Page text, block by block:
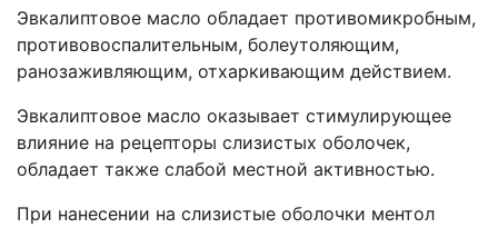
Эвкалиптовое масло обладает противомикробным,
противовоспалительным, болеутоляющим,
ранозаживляющим, отхаркивающим действием.
Эвкалиптовое масло оказывает стимулирующее
влияние на рецепторы слизистых оболочек,
обладает также слабой местной активностью.
При нанесении на слизистые оболочки ментол